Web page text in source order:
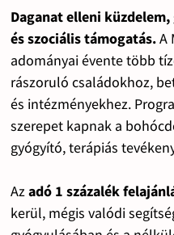
Daganat elleni
és szociális támogatás.A
adományai évente több
rászoruló családokhoz,
és intézményekhez.
szerepet kapnak a
gyógyító, terápiás
Azadó 1 százalék
kerül, mégis valódi